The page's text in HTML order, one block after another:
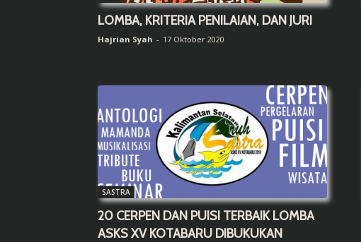
LOMBA, KRITERIA PENILAIAN, DAN JURI
Hajrian Syah - 17 Oktober 2020
SASTRA
20 CERPEN DAN PUISI TERBAIK LOMBA
ASKS XV KOTABARU DIBUKUKAN